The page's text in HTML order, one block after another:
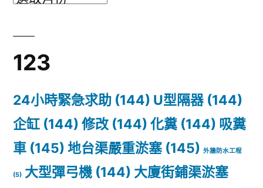
123
24小時緊急求助 (144) U型隔器 (144)
企缸 (144) 修改 (144) 化糞 (144) 吸糞
車 (145) 地台渠嚴重淤塞(145) 外牆防水工程
(5) 大型彈弓機 (144) 大廈街鋪渠淤塞